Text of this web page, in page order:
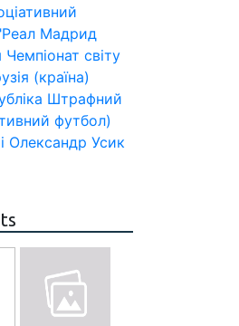
Мадрид
Чемпіонат світу
(країна)
Штрафний
футбол)
Олександр Усик